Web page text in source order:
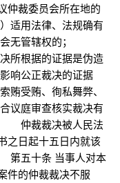
仲裁委员会所在地的
用法律、法规确有
会无管辖权的；
所根据的证据是伪造
公正裁决的证据
受贿、徇私舞弊、
庭审查核实裁决有
仲裁裁决被人民法
之日起十五日内就该
五十条 当事人对本
件的仲裁裁决不服